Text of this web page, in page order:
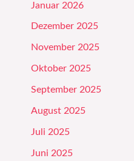
Januar 2026
Dezember 2025
November 2025
Oktober 2025
September 2025
August 2025
Juli 2025
Juni 2025